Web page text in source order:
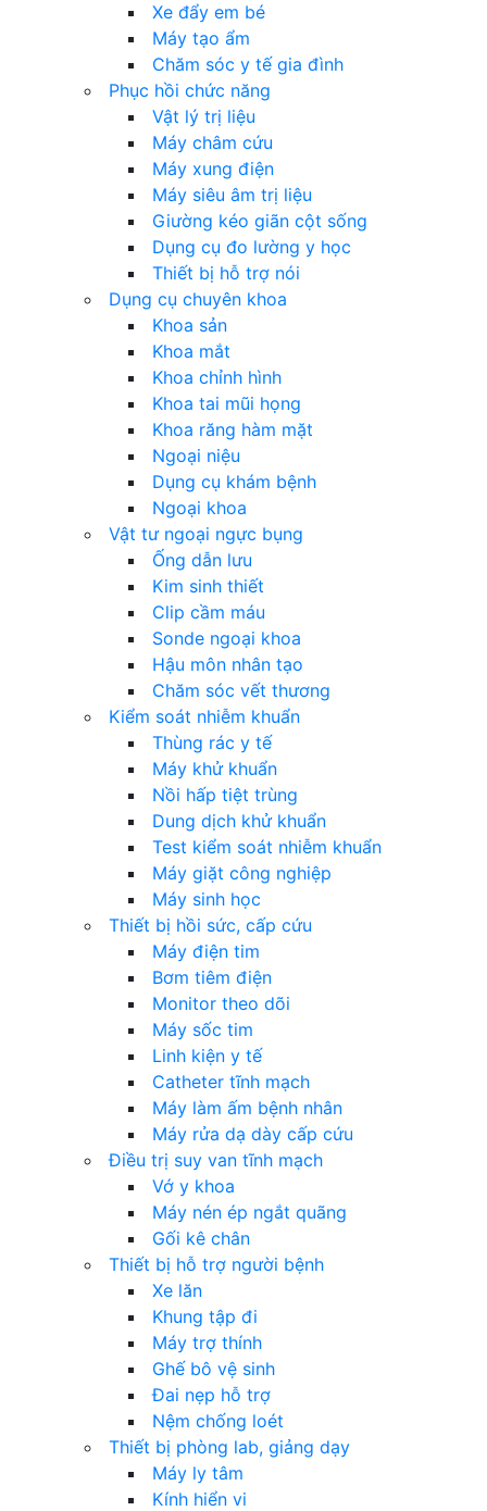
Xe đẩy em bé
Máy tạo ẩm
Chăm sóc y tế gia đình
Phục hồi chức năng
Vật lý trị liệu
Máy châm cứu
Máy xung điện
Máy siêu âm trị liệu
Giường kéo giãn cột sống
Dụng cụ đo lường y học
Thiết bị hỗ trợ nói
Dụng cụ chuyên khoa
Khoa sản
Khoa mắt
Khoa chỉnh hình
Khoa tai mũi họng
Khoa răng hàm mặt
Ngoại niệu
Dụng cụ khám bệnh
Ngoại khoa
Vật tư ngoại ngực bụng
Ống dẫn lưu
Kim sinh thiết
Clip cầm máu
Sonde ngoại khoa
Hậu môn nhân tạo
Chăm sóc vết thương
Kiểm soát nhiễm khuẩn
Thùng rác y tế
Máy khử khuẩn
Nồi hấp tiệt trùng
Dung dịch khử khuẩn
Test kiểm soát nhiễm khuẩn
Máy giặt công nghiệp
Máy sinh học
Thiết bị hồi sức, cấp cứu
Máy điện tim
Bơm tiêm điện
Monitor theo dõi
Máy sốc tim
Linh kiện y tế
Catheter tĩnh mạch
Máy làm ấm bệnh nhân
Máy rửa dạ dày cấp cứu
Điều trị suy van tĩnh mạch
Vớ y khoa
Máy nén ép ngắt quãng
Gối kê chân
Thiết bị hỗ trợ người bệnh
Xe lăn
Khung tập đi
Máy trợ thính
Ghế bô vệ sinh
Đai nẹp hỗ trợ
Nệm chống loét
Thiết bị phòng lab, giảng dạy
Máy ly tâm
Kính hiển vi